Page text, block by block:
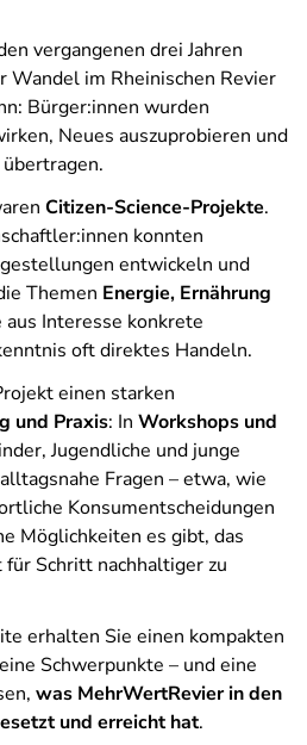
vergangenen drei Jahren
Wandel im Rheinischen Revier
Bürger:innen wurden
Neues auszuprobieren und
Citizen-Science-Projekte.
konnten
entwickeln und
Themen Energie, Ernährung
aus Interesse konkrete
oft direktes Handeln.
einen starken
und Praxis: In Workshops und
Jugendliche und junge
Fragen – etwa, wie
Konsumentscheidungen
Möglichkeiten es gibt, das
Schritt nachhaltiger zu
erhalten Sie einen kompakten
Schwerpunkte – und eine
was MehrWertRevier in den
und erreicht hat.